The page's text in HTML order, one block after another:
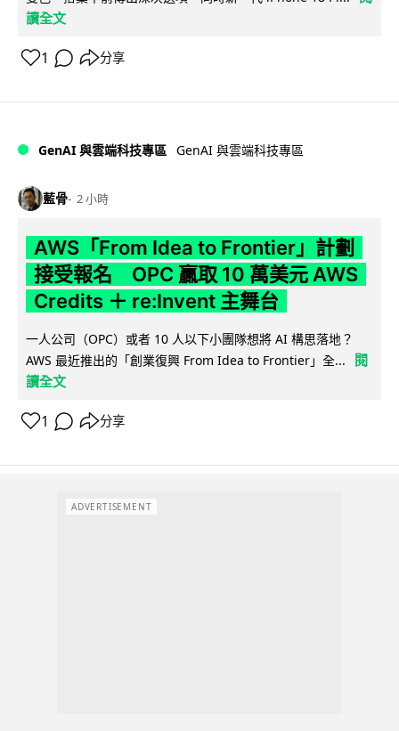
讀全文
1 分享
GenAI 與雲端科技專區 GenAI 與雲端科技專區
藍骨 2 小時
AWS「From Idea to Frontier」計劃
接受報名 OPC 贏取 10 萬美元 AWS
Credits ＋ re:Invent 主舞台
一人公司（OPC）或者 10 人以下小團隊想將 AI 構思落地？
AWS 最近推出的「創業復興 From Idea to Frontier」全...
閱
讀全文
1 分享
ADVERTISEMENT